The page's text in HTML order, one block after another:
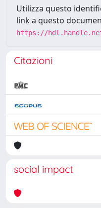
Utilizza questo
link a questo
https://
Citazioni
social impact